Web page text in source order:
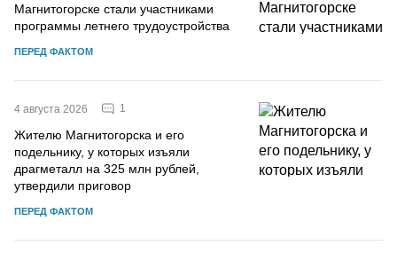
Магнитогорске стали участниками
программы летнего трудоустройства
ПЕРЕД ФАКТОМ
4 августа 2026 1
Жителю Магнитогорска и его
подельнику, у которых изъяли
драгметалл на 325 млн рублей,
утвердили приговор
ПЕРЕД ФАКТОМ